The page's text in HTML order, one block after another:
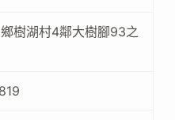
樹湖村4鄰大樹腳93之